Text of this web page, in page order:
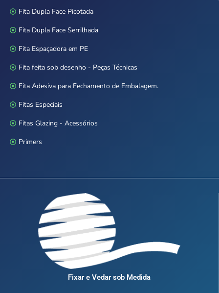
Fita Dupla Face Picotada
Fita Dupla Face Serrilhada
Fita Espaçadora em PE
Fita feita sob desenho - Peças Técnicas
Fita Adesiva para Fechamento de Embalagem.
Fitas Especiais
Fitas Glazing - Acessórios
Primers
Fixar e Vedar sob Medida